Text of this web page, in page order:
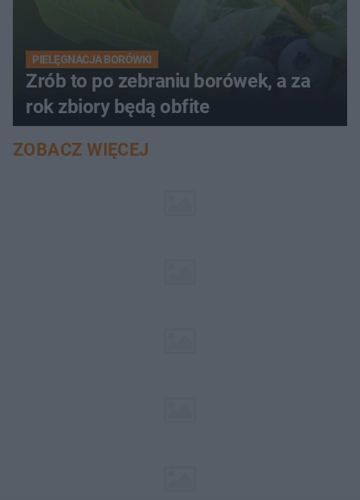
PIELĘGNACJA BORÓWKI
Zrób to po zebraniu borówek, a za
rok zbiory będą obfite
ZOBACZ WIĘCEJ